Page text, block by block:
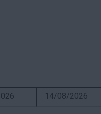
14/08/2026